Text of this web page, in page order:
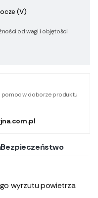
(V)
od wagi i objętości
pomoc w doborze produktu
Bezpieczeństwo
wyrzutu powietrza.